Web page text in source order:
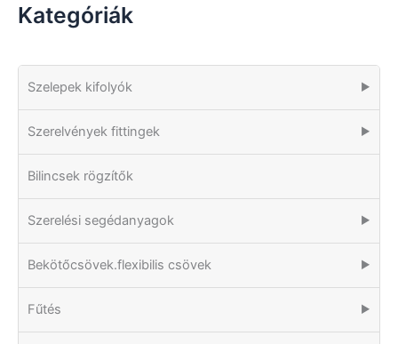
Kategóriák
Szelepek kifolyók ▶
Szerelvények fittingek ▶
Bilincsek rögzítők
Szerelési segédanyagok ▶
Bekötőcsövek.flexibilis csövek ▶
Fűtés ▶